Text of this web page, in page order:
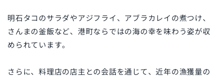
明石タコのサラダやアジフライ、アブラカレイの煮つけ、
さんまの釜飯など、港町ならではの海の幸を味わう姿が収
められています。
さらに、料理店の店主との会話を通じて、近年の漁獲量の